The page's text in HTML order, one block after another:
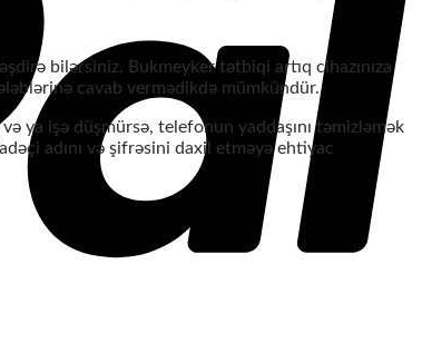
bilərsiniz. Bukmeyker tətbiqi artıq cihazınıza
cavab vermədikdə mümkündür.
ya işə düşmürsə, telefonun yaddaşını təmizləmək
adını və şifrəsini daxil etməyə ehtiyac